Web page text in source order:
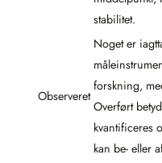
stabilitet.
Observeret
Noget er
forskning,
Overført
kvantificeres
kan be- eller